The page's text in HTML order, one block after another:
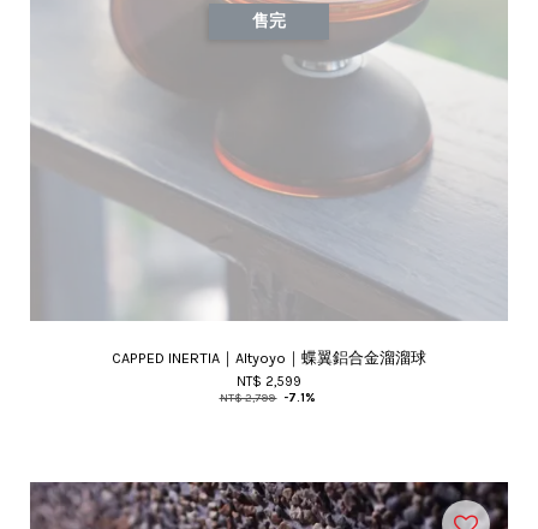
售完
CAPPED INERTIA｜Altyoyo｜蝶翼鋁合金溜溜球
NT$ 2,599
NT$ 2,799 -7.1%